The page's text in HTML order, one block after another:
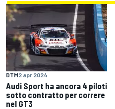
DTM2 apr 2024
Audi Sport ha ancora 4 piloti
sotto contratto per correre
nel GT3